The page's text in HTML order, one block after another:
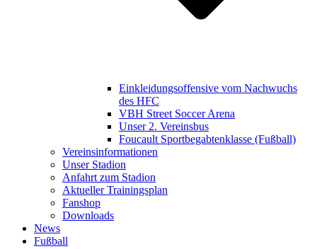
Einkleidungsoffensive vom Nachwuchs
des HFC
VBH Street Soccer Arena
Unser 2. Vereinsbus
Foucault Sportbegabtenklasse (Fußball)
Vereinsinformationen
Unser Stadion
Anfahrt zum Stadion
Aktueller Trainingsplan
Fanshop
Downloads
News
Fußball